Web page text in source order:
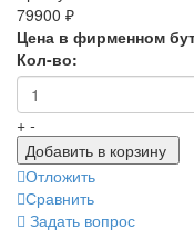
79900 ₽
Цена в фирменном
Кол-во:
+ -
Добавить в корзину
Отложить
Сравнить
Задать вопрос